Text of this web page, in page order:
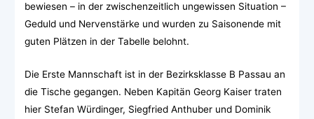
bewiesen – in der zwischenzeitlich ungewissen Situation –
Geduld und Nervenstärke und wurden zu Saisonende mit
guten Plätzen in der Tabelle belohnt.
Die Erste Mannschaft ist in der Bezirksklasse B Passau an
die Tische gegangen. Neben Kapitän Georg Kaiser traten
hier Stefan Würdinger, Siegfried Anthuber und Dominik